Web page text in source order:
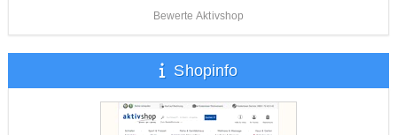
Bewerte Aktivshop
Shopinfo